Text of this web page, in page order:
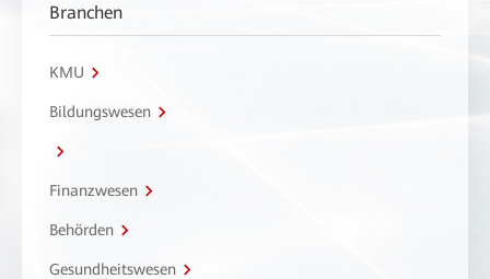
Branchen
KMU
Bildungswesen
Finanzwesen
Behörden
Gesundheitswesen